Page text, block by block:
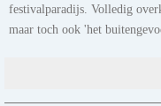
festivalparadijs. Volledig
maar toch ook 'het